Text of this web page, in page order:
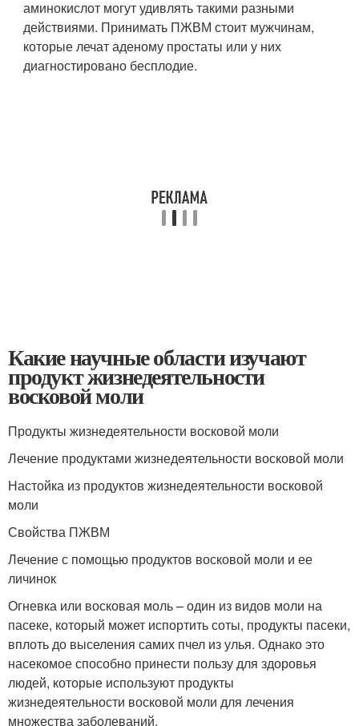
аминокислот могут удивлять такими разными
действиями. Принимать ПЖВМ стоит мужчинам,
которые лечат аденому простаты или у них
диагностировано бесплодие.
Какие научные области изучают
продукт жизнедеятельности
восковой моли
Продукты жизнедеятельности восковой моли
Лечение продуктами жизнедеятельности восковой моли
Настойка из продуктов жизнедеятельности восковой
моли
Свойства ПЖВМ
Лечение с помощью продуктов восковой моли и ее
личинок
Огневка или восковая моль – один из видов моли на
пасеке, который может испортить соты, продукты пасеки,
вплоть до выселения самих пчел из улья. Однако это
насекомое способно принести пользу для здоровья
людей, которые используют продукты
жизнедеятельности восковой моли для лечения
множества заболеваний.